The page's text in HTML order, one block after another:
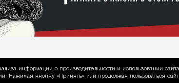
информации о производительности и использовании
Нажимая кнопку «Принять» или продолжая пользоваться